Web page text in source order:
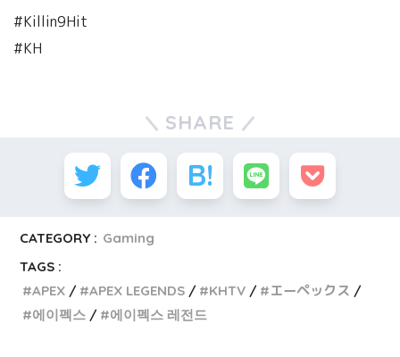
#Killin9Hit
#KH
SHARE
CATEGORY : Gaming
TAGS :
APEX
APEX LEGENDS KHTV
エーペックス
에이펙스
에이펙스 레전드